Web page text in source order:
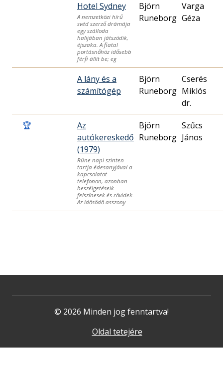
Hotel Sydney
A nemzetközi hírű
svéd szerző drámája
egy szálloda
halijában játszódik,
éjszaka. A fiatal
portásnőhöz idősebb
férfi állít be; eg
Björn
Runeborg
Varga
Géza
A lány és a
számítógép
Björn
Runeborg
Cserés
Miklós
dr.
🏆
Az
autókereskedő
(1979)
Rüne napi szinten
tartja édesanyjával a
kapcsolatot
telefonon, azonban
beszélgetéseik
felszínesek és rövidek.
Az idősödő asszony
Björn
Runeborg
Szűcs
János
© 2026 Minden jog fenntartva!
Oldal tetejére